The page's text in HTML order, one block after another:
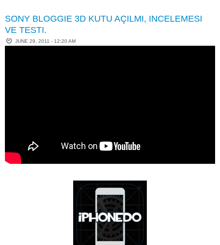
SONY BLOGGIE 3D KUTU AÇILMI, INCELEMESI
VE TESTI.
JUNE 29, 2011 - 12:20 AM